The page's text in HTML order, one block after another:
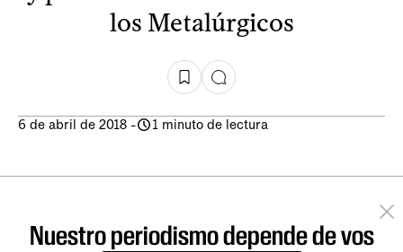
los Metalúrgicos
6 de abril de 2018 - 1 minuto de lectura
Nuestro periodismo depende de vos